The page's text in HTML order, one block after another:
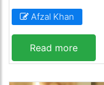
Afzal Khan
Read more